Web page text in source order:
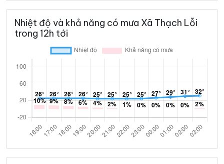
Nhiệt độ và khả năng có mưa Xã Thạch Lỗi
trong 12h tới